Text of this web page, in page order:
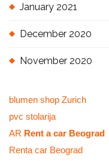
January 2021
December 2020
November 2020
blumen shop Zurich
pvc stolarija
AR Rent a car Beograd
Renta car Beograd